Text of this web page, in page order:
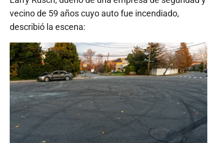
vecino de 59 años cuyo auto fue incendiado,
describió la escena: